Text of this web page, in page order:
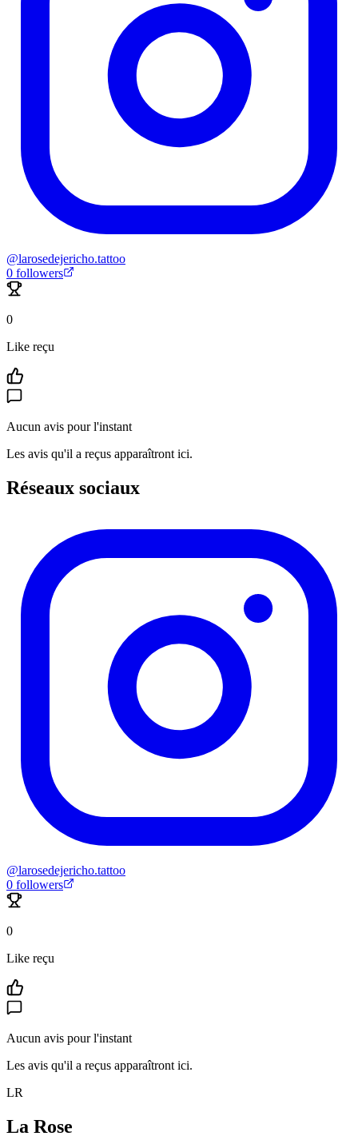
@larosedejericho.tattoo
0 followers
0
Like reçu
Aucun avis pour l'instant
Les avis qu'il a reçus apparaîtront ici.
Réseaux sociaux
@larosedejericho.tattoo
0 followers
0
Like reçu
Aucun avis pour l'instant
Les avis qu'il a reçus apparaîtront ici.
LR
La Rose